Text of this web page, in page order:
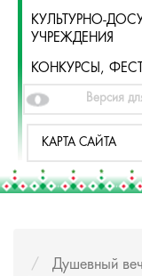
КУЛЬТУРНО-
УЧРЕЖДЕНИЯ
КОНКУРСЫ,
Версия
КАРТА САЙТА
Душевный